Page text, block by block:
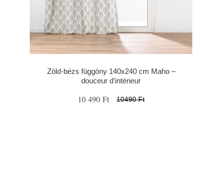
Zöld-bézs függöny 140x240 cm Maho –
douceur d'intérieur
10 490 Ft 10490 Ft